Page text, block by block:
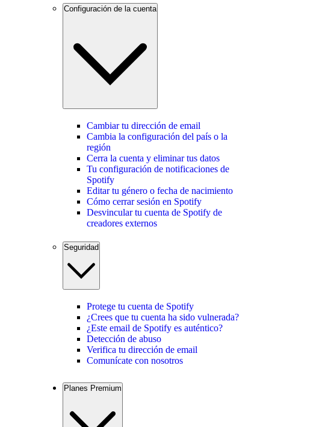
Configuración de la cuenta
Cambiar tu dirección de email
Cambia la configuración del país o la
región
Cerra la cuenta y eliminar tus datos
Tu configuración de notificaciones de
Spotify
Editar tu género o fecha de nacimiento
Cómo cerrar sesión en Spotify
Desvincular tu cuenta de Spotify de
creadores externos
Seguridad
Protege tu cuenta de Spotify
¿Crees que tu cuenta ha sido vulnerada?
¿Este email de Spotify es auténtico?
Detección de abuso
Verifica tu dirección de email
Comunícate con nosotros
Planes Premium